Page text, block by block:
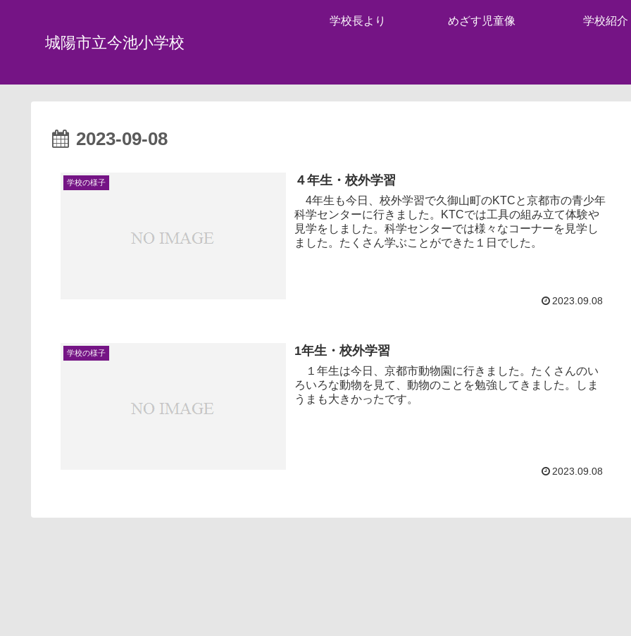
城陽市立今池小学校
学校長より めざす児童像 学校紹介
2023-09-08
学校の様子 ４年生・校外学習
4年生も今日、校外学習で久御山町のKTCと京都市の青少年
科学センターに行きました。KTCでは工具の組み立て体験や
見学をしました。科学センターでは様々なコーナーを見学し
ました。たくさん学ぶことができた１日でした。
2023.09.08
学校の様子 1年生・校外学習
１年生は今日、京都市動物園に行きました。たくさんのい
ろいろな動物を見て、動物のことを勉強してきました。しま
うまも大きかったです。
2023.09.08